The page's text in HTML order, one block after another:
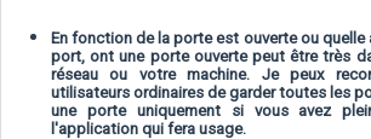
En fonction de la porte est ouverte ou
port, ont une porte ouverte peut être très
réseau ou votre machine. Je peux
utilisateurs ordinaires de garder toutes les
une porte uniquement si vous avez
l'application qui fera usage.